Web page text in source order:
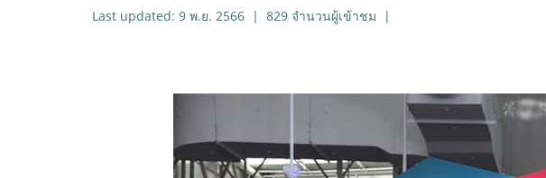
Last updated: 9 พ.ย. 2566 | 829 จำนวนผู้เข้าชม |